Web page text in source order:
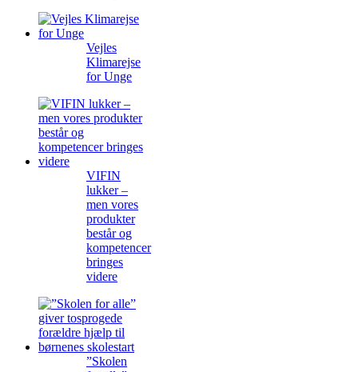
Vejles
Klimarejse
for Unge
VIFIN
lukker –
men vores
produkter
består og
kompetencer
bringes
videre
”Skolen